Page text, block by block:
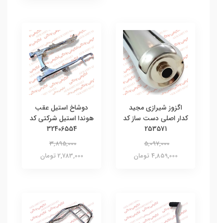
اگزوز شیرازی مجید
کدار اصلی دست ساز کد
253571
5,097,000
4,859,000 تومان
دوشاخ استیل عقب
هوندا استیل شرکتی کد
32406554
3,895,000
2,783,000 تومان